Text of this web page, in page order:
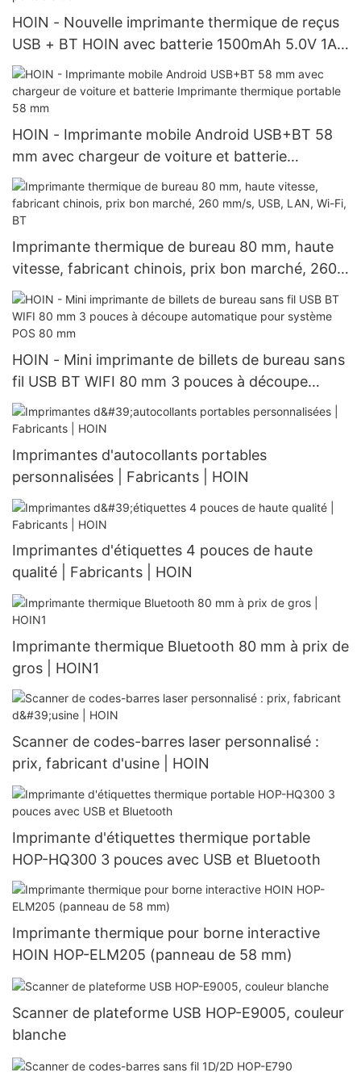
HOIN - Nouvelle imprimante thermique de reçus
USB + BT HOIN avec batterie 1500mAh 5.0V 1A
Imprimante thermique portable 58mm
HOIN - Imprimante mobile Android USB+BT 58
mm avec chargeur de voiture et batterie
Imprimante thermique portable 58 mm
Imprimante thermique de bureau 80 mm, haute
vitesse, fabricant chinois, prix bon marché, 260
mm/s, USB, LAN, Wi-Fi, BT
HOIN - Mini imprimante de billets de bureau sans
fil USB BT WIFI 80 mm 3 pouces à découpe
automatique pour système POS 80 mm
Imprimantes d'autocollants portables
personnalisées | Fabricants | HOIN
Imprimantes d'étiquettes 4 pouces de haute
qualité | Fabricants | HOIN
Imprimante thermique Bluetooth 80 mm à prix de
gros | HOIN1
Scanner de codes-barres laser personnalisé :
prix, fabricant d'usine | HOIN
Imprimante d'étiquettes thermique portable
HOP-HQ300 3 pouces avec USB et Bluetooth
Imprimante thermique pour borne interactive
HOIN HOP-ELM205 (panneau de 58 mm)
Scanner de plateforme USB HOP-E9005, couleur
blanche